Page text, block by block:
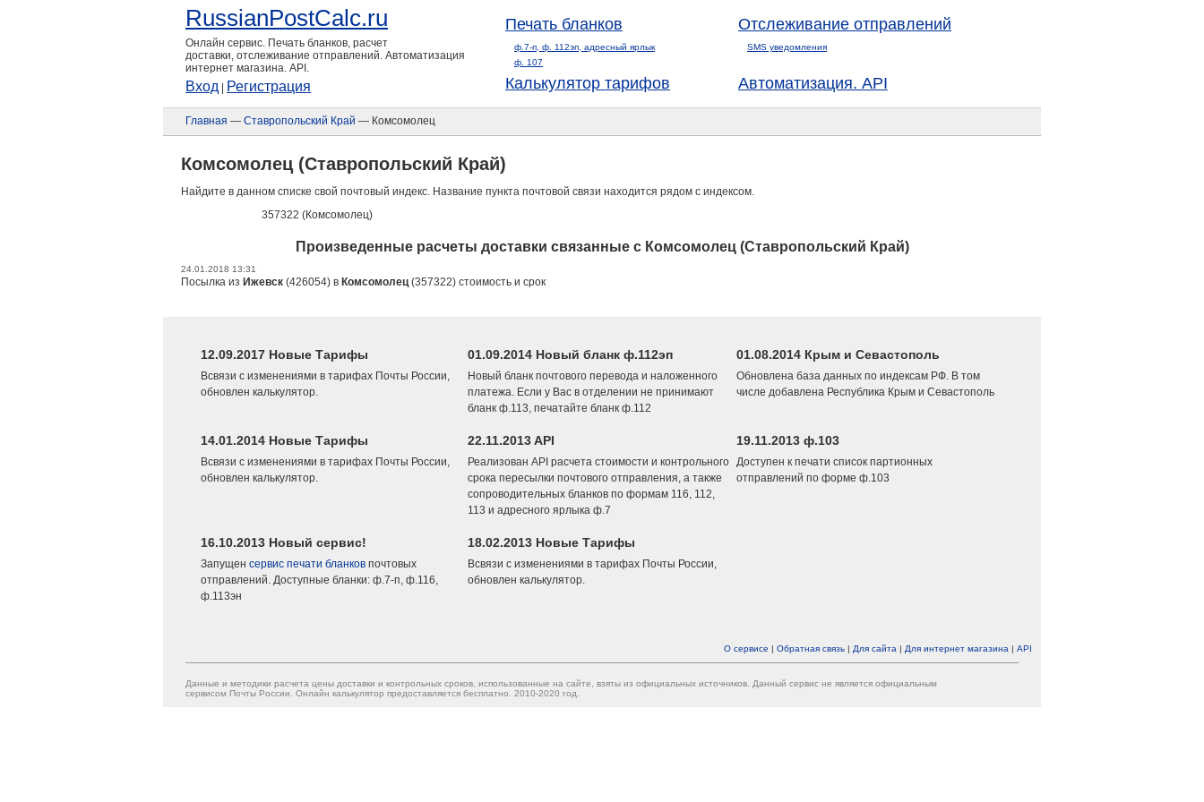
RussianPostCalc.ru
Онлайн сервис. Печать бланков, расчет
доставки, отслеживание отправлений. Автоматизация
интернет магазина. API.
Вход Регистрация
Печать бланков
ф.7-п, ф. 112эп, адресный ярлык
ф. 107
Отслеживание отправлений
SMS уведомления
Калькулятор тарифов Автоматизация. API
Главная — Ставропольский Край — Комсомолец
Комсомолец (Ставропольский Край)
Найдите в данном списке свой почтовый индекс. Название пункта почтовой связи находится рядом с индексом.
357322 (Комсомолец)
Произведенные расчеты доставки связанные с Комсомолец (Ставропольский Край)
24.01.2018 13:31
Посылка из Ижевск (426054) в Комсомолец(357322) стоимость и срок
12.09.2017 Новые Тарифы
Всвязи с изменениями в тарифах Почты России,
обновлен калькулятор.
01.09.2014 Новый бланк ф.112эп
Новый бланк почтового перевода и наложенного
платежа. Если у Вас в отделении не принимают
бланк ф.113, печатайте бланк ф.112
01.08.2014 Крым и Севастополь
Обновлена база данных по индексам РФ. В том
числе добавлена Республика Крым и Севастополь
14.01.2014 Новые Тарифы
Всвязи с изменениями в тарифах Почты России,
обновлен калькулятор.
22.11.2013 API
Реализован API расчета стоимости и контрольного
срока пересылки почтового отправления, а также
сопроводительных бланков по формам 116, 112,
113 и адресного ярлыка ф.7
19.11.2013 ф.103
Доступен к печати список партионных
отправлений по форме ф.103
16.10.2013 Новый сервис!
Запущен сервис печати бланков почтовых
отправлений. Доступные бланки: ф.7-п, ф.116,
ф.113эн
18.02.2013 Новые Тарифы
Всвязи с изменениями в тарифах Почты России,
обновлен калькулятор.
О сервисе | Обратная связь | Для сайта | Для интернет магазина | API
Данные и методики расчета цены доставки и контрольных сроков, использованные на сайте, взяты из официальных источников. Данный сервис не является официальным
сервисом Почты России. Онлайн калькулятор предоставляется бесплатно. 2010-2020 год.